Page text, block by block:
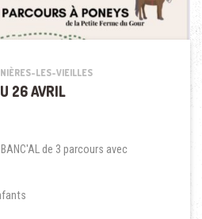
LES-VIEILLES
26 AVRIL
de 3 parcours avec